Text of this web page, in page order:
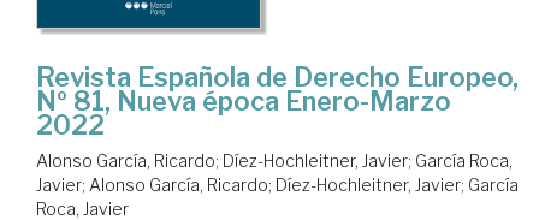
Revista Española de Derecho Europeo,
Nº 81, Nueva época Enero-Marzo
2022
Alonso García, Ricardo; Díez-Hochleitner, Javier; García Roca,
Javier; Alonso García, Ricardo; Díez-Hochleitner, Javier; García
Roca, Javier